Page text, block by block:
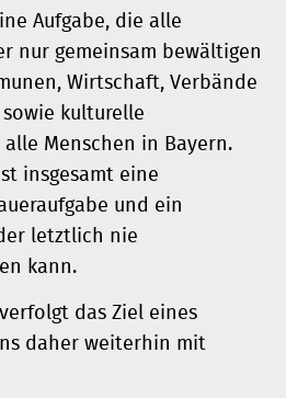
Aufgabe, die alle
nur gemeinsam bewältigen
Wirtschaft, Verbände
kulturelle
Menschen in Bayern.
insgesamt eine
und ein
letztlich nie
kann.
das Ziel eines
daher weiterhin mit